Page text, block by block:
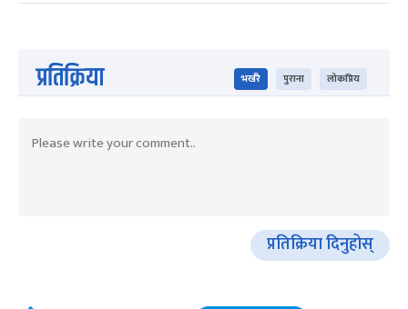
प्रतिक्रिया भर्खरै पुराना लोकप्रिय
प्रतिक्रिया दिनुहोस्